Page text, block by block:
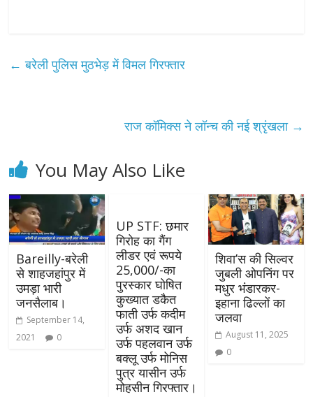
← बरेली पुलिस मुठभेड़ में विमल गिरफ्तार
राज कॉमिक्स ने लॉन्च की नई श्रृंखला →
You May Also Like
Bareilly-बरेली
से शाहजहांपुर में
उमड़ा भारी
जनसैलाब।
September 14,
2021
0
UP STF: छमार
गिरोह का गैंग
लीडर एवं रूपये
25,000/-का
पुरस्कार घोषित
कुख्यात डकैत
फाती उर्फ कदीम
उर्फ अशद खान
उर्फ पहलवान उर्फ
बक्लू उर्फ मोनिस
पुत्र यासीन उर्फ
मोहसीन गिरफ्तार।
शिवा’स की सिल्वर
जुबली ओपनिंग पर
मधुर भंडारकर-
इहाना ढिल्लों का
जलवा
August 11, 2025
0